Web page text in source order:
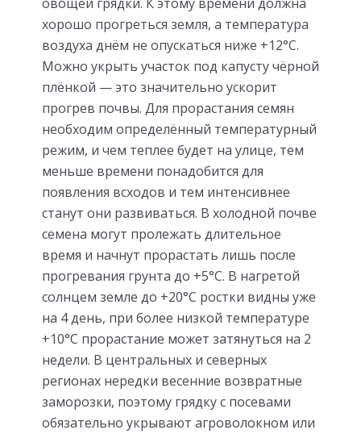
хорошо прогреться земля, а температура
воздуха днём не опускаться ниже +12°С.
Можно укрыть участок под капусту чёрной
плёнкой — это значительно ускорит
прогрев почвы. Для прорастания семян
необходим определённый температурный
режим, и чем теплее будет на улице, тем
меньше времени понадобится для
появления всходов и тем интенсивнее
станут они развиваться. В холодной почве
семена могут пролежать длительное
время и начнут прорастать лишь после
прогревания грунта до +5°С. В нагретой
солнцем земле до +20°С ростки видны уже
на 4 день, при более низкой температуре
+10°С прорастание может затянуться на 2
недели. В центральных и северных
регионах нередки весенние возвратные
заморозки, поэтому грядку с посевами
обязательно укрывают агроволокном или